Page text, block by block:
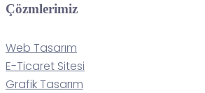
Çözmlerimiz
Web Tasarım
E-Ticaret Sitesi
Grafik Tasarım